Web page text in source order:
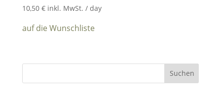
10,50 € inkl. MwSt. / day
auf die Wunschliste